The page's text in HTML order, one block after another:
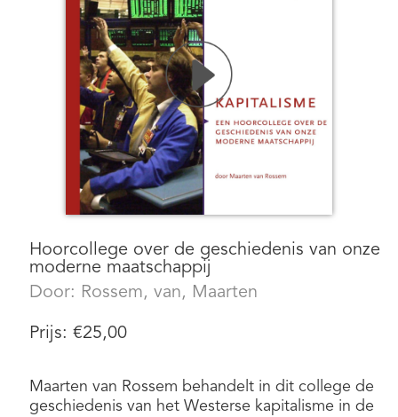
Hoorcollege over de geschiedenis van onze
moderne maatschappij
Door: Rossem, van, Maarten
Prijs: €25,00
Maarten van Rossem behandelt in dit college de
geschiedenis van het Westerse kapitalisme in de